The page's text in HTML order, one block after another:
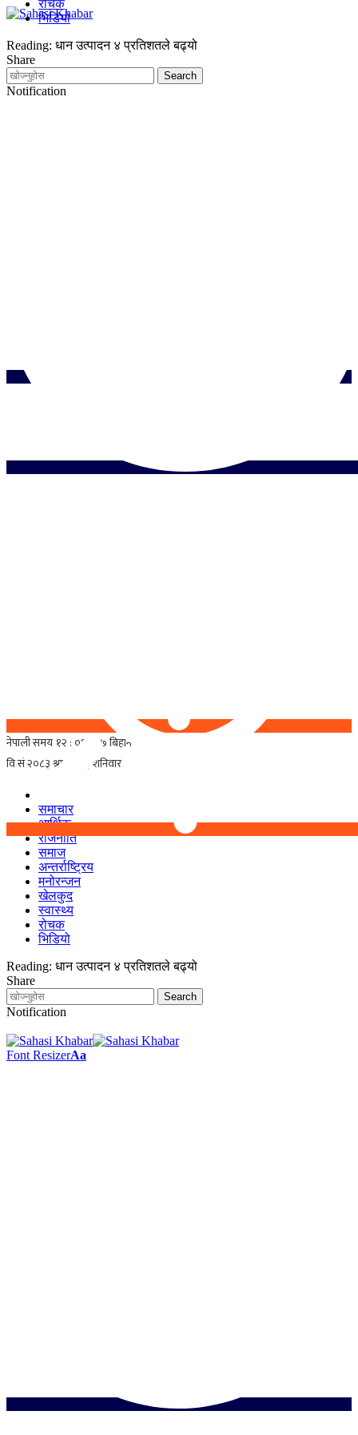
समाचार
आर्थिक
राजनीति
समाज
अन्तर्राष्ट्रिय
मनोरन्जन
खेलकुद
स्वास्थ्य
रोचक
भिडियो
Reading: धान उत्पादन ४ प्रतिशतले बढ्यो
Share
Notification
रोचक
भिडियो
Reading: धान उत्पादन ४ प्रतिशतले बढ्यो
Share
Notification
Font ResizerAa